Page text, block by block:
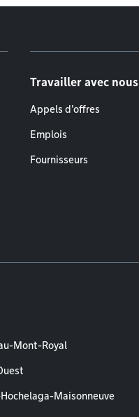
Travailler avec nous
Appels d'offres
Emplois
Fournisseurs
Mont-Royal
Maisonneuve